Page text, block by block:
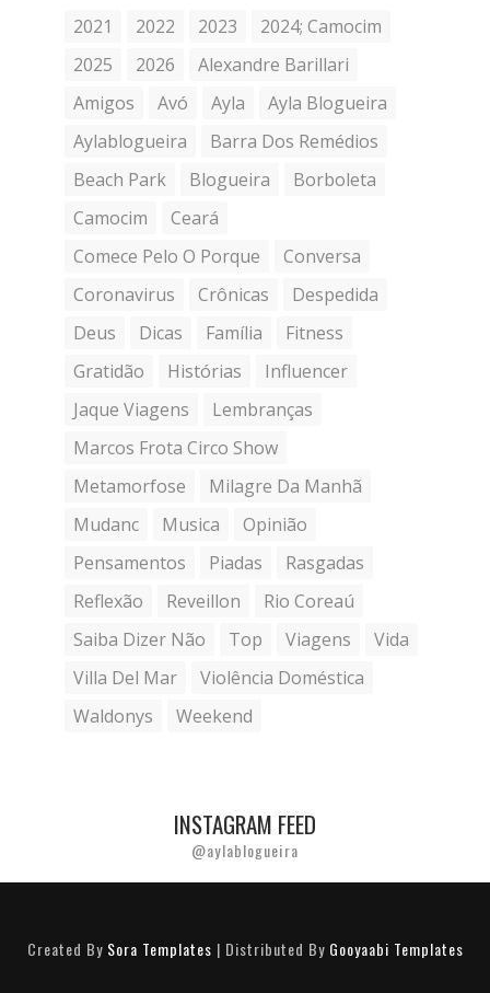
2021 2022 2023
2024; Camocim
2025
2026
Alexandre Barillari
Amigos
Avó Ayla
Ayla Blogueira
Aylablogueira
Barra Dos Remédios
Beach Park
Blogueira
Borboleta
Camocim
Ceará
Comece Pelo O Porque
Conversa
Coronavirus
Crônicas
Despedida
Deus
Dicas Família
Fitness
Gratidão
Histórias
Influencer
Jaque Viagens
Lembranças
Marcos Frota Circo Show
Metamorfose
Milagre Da Manhã
Mudanc
Musica
Opinião
Pensamentos
Piadas
Rasgadas
Reflexão
Reveillon
Rio Coreaú
Saiba Dizer Não
Top Viagens
Vida
Villa Del Mar
Violência Doméstica
Waldonys
Weekend
INSTAGRAM FEED
@aylablogueira
Created By Sora Templates | Distributed By Gooyaabi Templates